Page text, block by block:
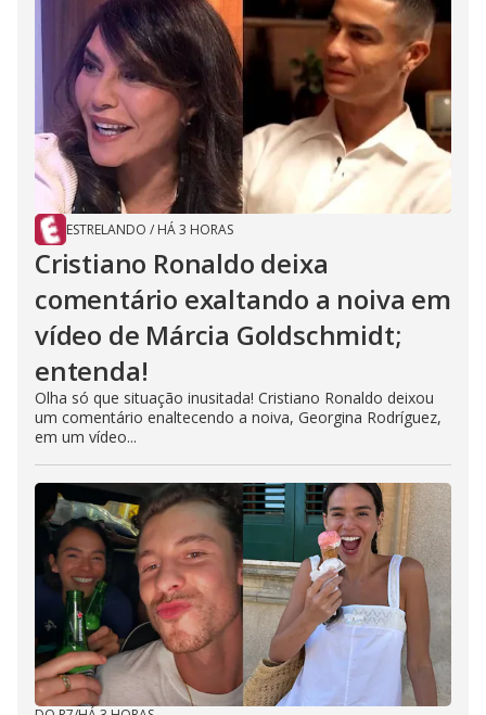
ESTRELANDO / HÁ 3 HORAS
Cristiano Ronaldo deixa
comentário exaltando a noiva em
vídeo de Márcia Goldschmidt;
entenda!
Olha só que situação inusitada! Cristiano Ronaldo deixou
um comentário enaltecendo a noiva, Georgina Rodríguez,
em um vídeo...